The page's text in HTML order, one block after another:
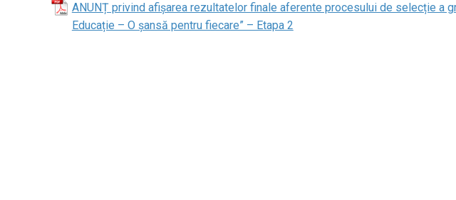
ANUNȚ privind afișarea rezultatelor finale aferente procesului de selecție a
Educație – O șansă pentru fiecare” – Etapa 2